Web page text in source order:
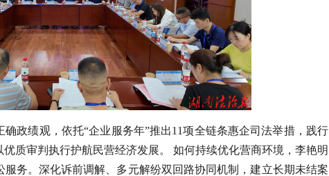
政绩观，依托“企业服务年”推出11项全链条惠企司法举措，践行
质审判执行护航民营经济发展。 如何持续优化营商环境，李艳明
务。深化诉前调解、多元解纷双回路协同机制，建立长期未结案